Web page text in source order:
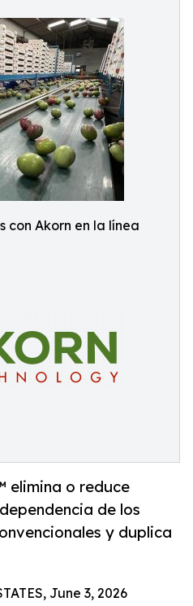
con Akorn en la línea
elimina o reduce
de los
y duplica
June 3, 2026